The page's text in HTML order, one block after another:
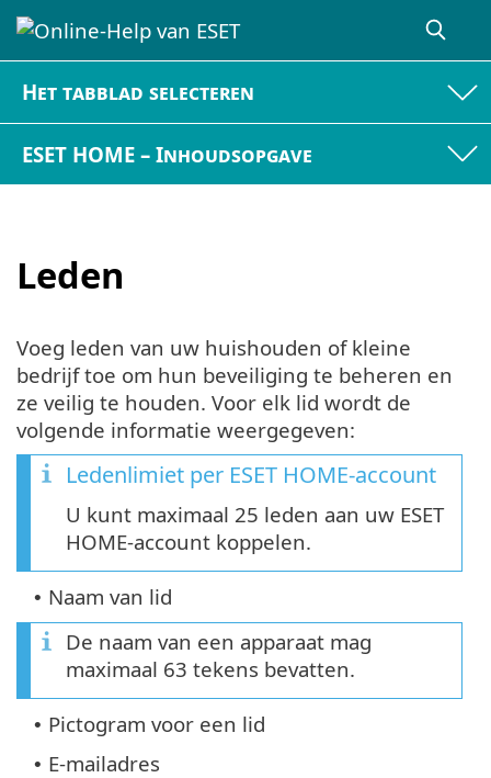
Het tabblad selecteren
ESET HOME – Inhoudsopgave
Leden
Voeg leden van uw huishouden of kleine
bedrijf toe om hun beveiliging te beheren en
ze veilig te houden. Voor elk lid wordt de
volgende informatie weergegeven:
Ledenlimiet per ESET HOME-account
U kunt maximaal 25 leden aan uw ESET
HOME-account koppelen.
• Naam van lid
De naam van een apparaat mag
maximaal 63 tekens bevatten.
• Pictogram voor een lid
• E-mailadres